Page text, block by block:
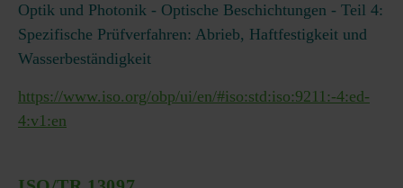
Optik und Photonik - Optische Beschichtungen - Teil 4:
Spezifische Prüfverfahren: Abrieb, Haftfestigkeit und
Wasserbeständigkeit
https://www.iso.org/obp/ui/en/#iso:std:iso:9211:-4:ed-
4:v1:en